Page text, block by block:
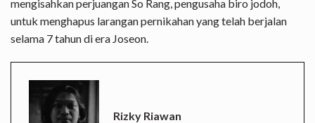
mengisahkan perjuangan So Rang, pengusaha biro jodoh,
untuk menghapus larangan pernikahan yang telah berjalan
selama 7 tahun di era Joseon.
Rizky Riawan